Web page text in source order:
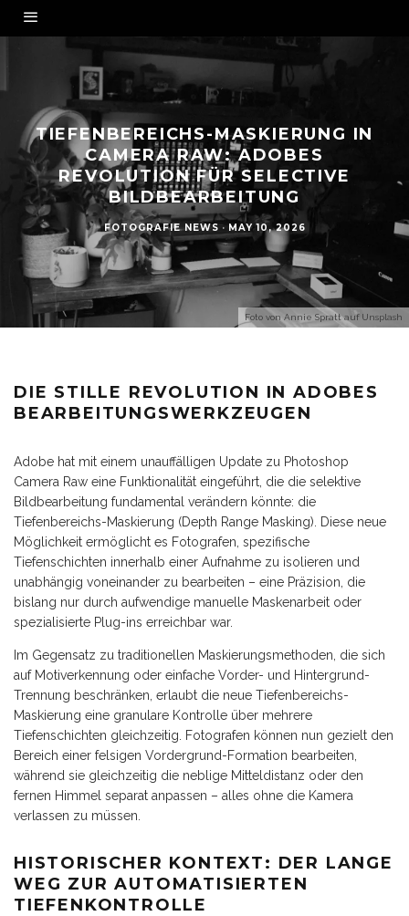
Foto von Annie Sprattauf Unsplash
TIEFENBEREICHS-MASKIERUNG IN
CAMERA RAW: ADOBES
REVOLUTION FÜR SELECTIVE
BILDBEARBEITUNG
FOTOGRAFIE NEWS · MAY 10, 2026
DIE STILLE REVOLUTION IN ADOBES
BEARBEITUNGSWERKZEUGEN
Adobe hat mit einem unauffälligen Update zu Photoshop
Camera Raw eine Funktionalität eingeführt, die die selektive
Bildbearbeitung fundamental verändern könnte: die
Tiefenbereichs-Maskierung (Depth Range Masking). Diese neue
Möglichkeit ermöglicht es Fotografen, spezifische
Tiefenschichten innerhalb einer Aufnahme zu isolieren und
unabhängig voneinander zu bearbeiten – eine Präzision, die
bislang nur durch aufwendige manuelle Maskenarbeit oder
spezialisierte Plug-ins erreichbar war.
Im Gegensatz zu traditionellen Maskierungsmethoden, die sich
auf Motiverkennung oder einfache Vorder- und Hintergrund-
Trennung beschränken, erlaubt die neue Tiefenbereichs-
Maskierung eine granulare Kontrolle über mehrere
Tiefenschichten gleichzeitig. Fotografen können nun gezielt den
Bereich einer felsigen Vordergrund-Formation bearbeiten,
während sie gleichzeitig die neblige Mitteldistanz oder den
fernen Himmel separat anpassen – alles ohne die Kamera
verlassen zu müssen.
HISTORISCHER KONTEXT: DER LANGE
WEG ZUR AUTOMATISIERTEN
TIEFENKONTROLLE